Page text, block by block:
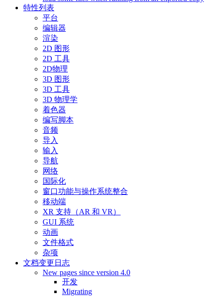
特性列表
平台
编辑器
渲染
2D 图形
2D 工具
2D物理
3D 图形
3D 工具
3D 物理学
着色器
编写脚本
音频
导入
输入
导航
网络
国际化
窗口功能与操作系统整合
移动端
XR 支持（AR 和 VR）
GUI 系统
动画
文件格式
杂项
文档变更日志
New pages since version 4.0
开发
Migrating